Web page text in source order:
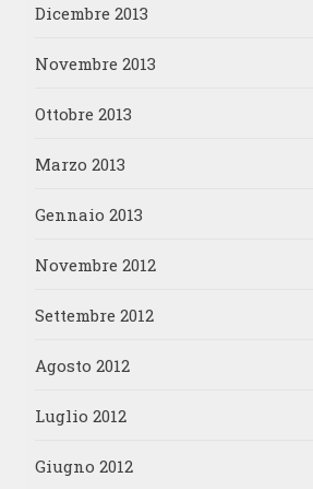
Dicembre 2013
Novembre 2013
Ottobre 2013
Marzo 2013
Gennaio 2013
Novembre 2012
Settembre 2012
Agosto 2012
Luglio 2012
Giugno 2012